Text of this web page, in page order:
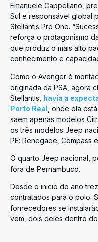
Emanuele Cappellano,
Sul e responsável global
Stellantis Pro One.
reforça o protagonismo
que produz o mais alto
conhecimento e
Como o Avenger é
originada da PSA, agora
Stellantis, havia a
Porto Real , onde ela
saem apenas modelos
os três modelos Jeep
PE: Renegade, Compass
O quarto Jeep nacional,
fora de Pernambuco.
Desde o início do ano
contratados para o polo.
fornecedores se
vem, dois deles dentro